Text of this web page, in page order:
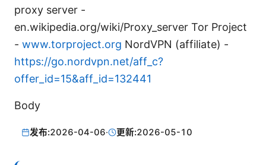
proxy server -
en.wikipedia.org/wiki/Proxy_server Tor Project
- www.torproject.org NordVPN (affiliate) -
https://go.nordvpn.net/aff_c?
offer_id=15&aff_id=132441
Body
发布:2026-04-06· 更新:2026-05-10